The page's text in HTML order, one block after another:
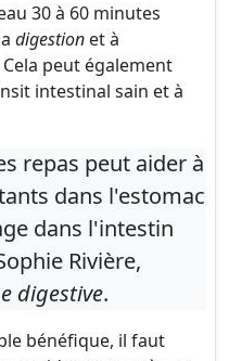
30 à 60 minutes
digestion et à
peut également
intestinal sain et à
repas peut aider à
dans l'estomac
dans l'intestin
Rivière,
digestive.
bénéfique, il faut